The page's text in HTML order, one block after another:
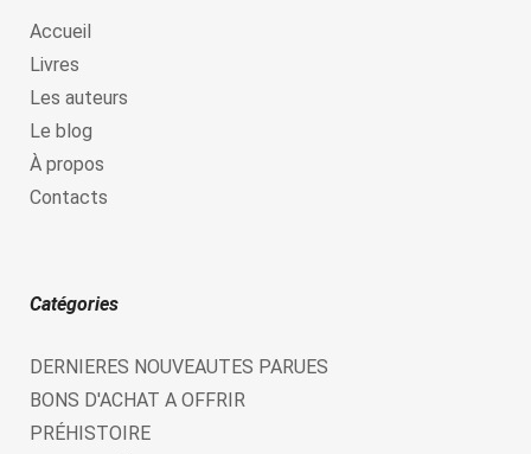
Accueil
Livres
Les auteurs
Le blog
À propos
Contacts
Catégories
DERNIERES NOUVEAUTES PARUES
BONS D'ACHAT A OFFRIR
PRÉHISTOIRE